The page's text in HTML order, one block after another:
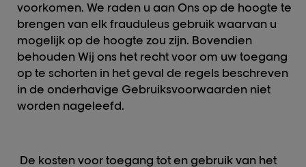
voorkomen. We raden u aan Ons op de hoogte te
brengen van elk frauduleus gebruik waarvan u
mogelijk op de hoogte zou zijn. Bovendien
behouden Wij ons het recht voor om uw toegang
op te schorten in het geval de regels beschreven
in de onderhavige Gebruiksvoorwaarden niet
worden nageleefd.
De kosten voor toegang tot en gebruik van het